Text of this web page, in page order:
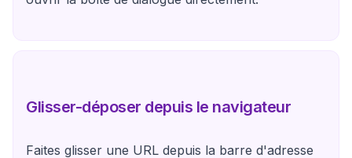
Glisser-déposer depuis le navigateur
Faites glisser une URL depuis la barre d'adresse